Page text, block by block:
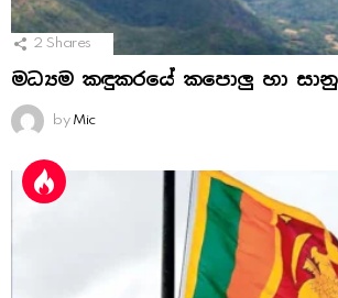
2 Shares
මධ්‍යම කඳුකරයේ කපොලු හා සානු
by Mic